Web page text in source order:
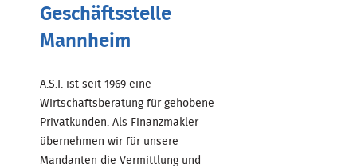
Geschäftsstelle
Mannheim
A.S.I. ist seit 1969 eine
Wirtschaftsberatung für gehobene
Privatkunden. Als Finanzmakler
übernehmen wir für unsere
Mandanten die Vermittlung und